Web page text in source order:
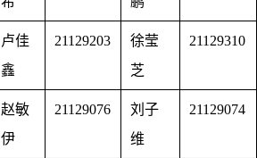
卢佳
鑫
21129203
徐莹
芝
21129310
赵敏
伊
21129076
刘子
维
21129074